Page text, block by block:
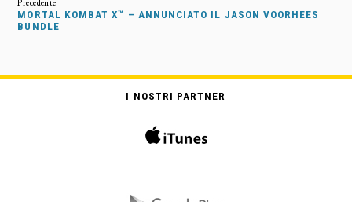
MORTAL KOMBAT X™ – ANNUNCIATO IL JASON VOORHEES
BUNDLE
I NOSTRI PARTNER